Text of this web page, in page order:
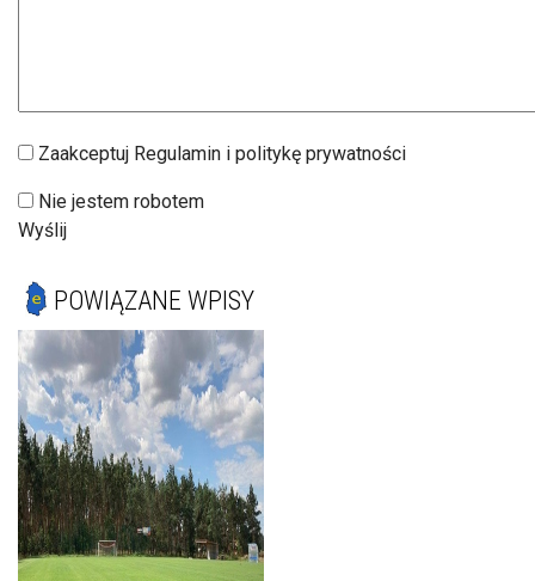
Zaakceptuj Regulamin i politykę prywatności
Nie jestem robotem
Wyślij
POWIĄZANE WPISY